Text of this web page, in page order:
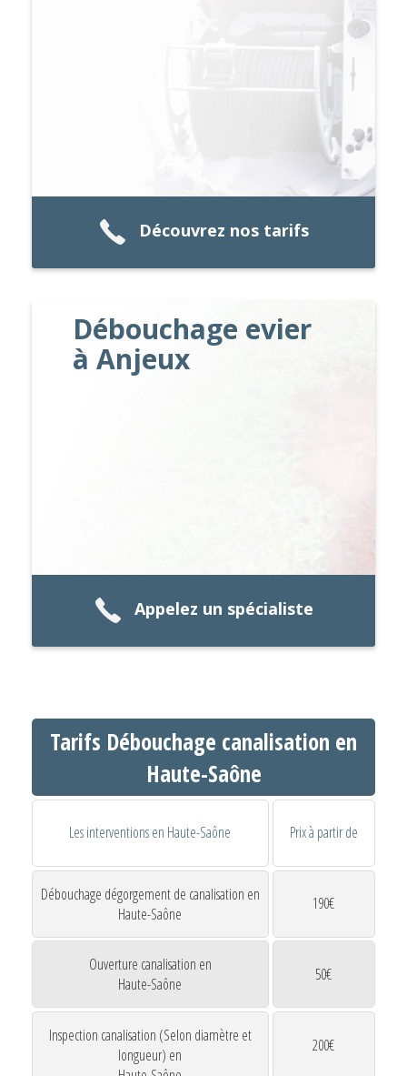
Découvrez nos tarifs
Débouchage evier
à Anjeux
Appelez un spécialiste
Tarifs Débouchage canalisation en
Haute-Saône
Les interventions en Haute-Saône Prix à partir de
Débouchage dégorgement de canalisation en
Haute-Saône
190€
Ouverture canalisation en
Haute-Saône
50€
Inspection canalisation (Selon diamètre et
longueur) en
200€